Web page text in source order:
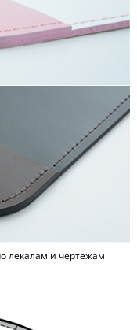
лекалам и чертежам